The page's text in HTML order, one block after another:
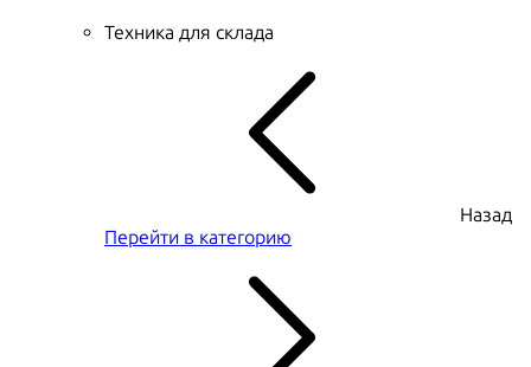
Техника для склада
Назад
Перейти в категорию